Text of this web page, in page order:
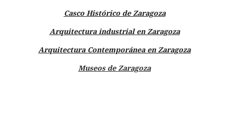
Casco Histórico de Zaragoza
Arquitectura industrial en Zaragoza
Arquitectura Contemporánea en Zaragoza
Museos de Zaragoza